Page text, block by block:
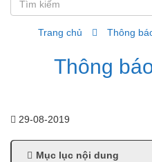
Trang chủ Thông
Thông
29-08-2019
Mục lục nội dung